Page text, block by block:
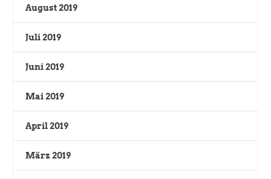
August 2019
Juli 2019
Juni 2019
Mai 2019
April 2019
März 2019